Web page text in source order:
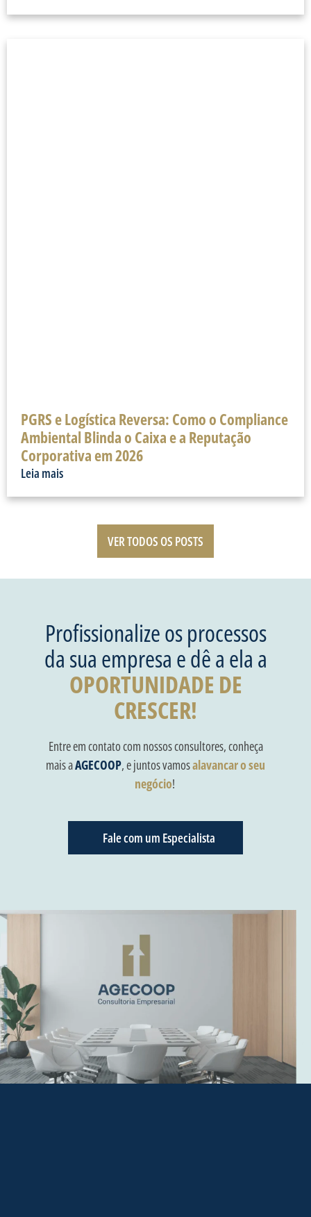
PGRS e Logística Reversa: Como o Compliance
Ambiental Blinda o Caixa e a Reputação
Corporativa em 2026
Leia mais
VER TODOS OS POSTS
Profissionalize os processos
da sua empresa e dê a ela a
OPORTUNIDADE DE
CRESCER!
Entre em contato com nossos consultores, conheça
mais aAGECOOP, e juntos vamosalavancar o seu
negócio!
Fale com um Especialista